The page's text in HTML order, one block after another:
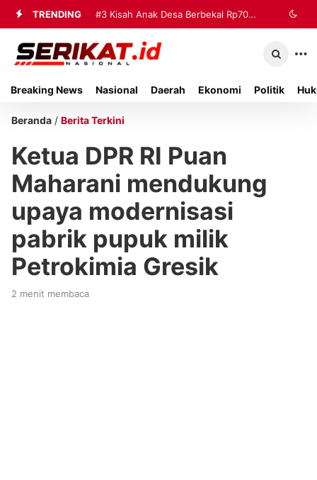
TRENDING #2 Tim Gabungan Terima
Sembilan Korban Evakuasi KM Mutiara
#3 Kisah Anak Desa Berbekal Rp70
Ribu Jadi Referensi Akademik
Breaking News Nasional Daerah Ekonomi Politik
Beranda / Berita Terkini
Ketua DPR RI Puan
Maharani mendukung
upaya modernisasi
pabrik pupuk milik
Petrokimia Gresik
2 menit membaca